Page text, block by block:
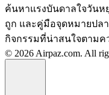
ค้นหาแรงบันดาลใจวันห
ถูก และคู่มือจุดหมายปล
กิจกรรมที่น่าสนใจตาม
© 2026 Airpaz.com. All